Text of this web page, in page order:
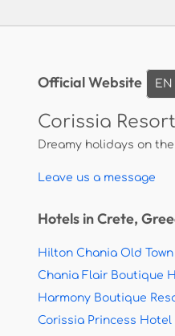
Official Website EN
Corissia
Dreamy holidays on
Leave us a message
Hotels in Crete,
Hilton Chania Old
Chania Flair Boutique
Harmony Boutique
Corissia Princess Hotel